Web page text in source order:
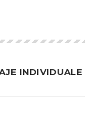
INDIVIDUALE